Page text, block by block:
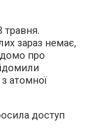
травня.
зараз немає,
про
атомної
доступ